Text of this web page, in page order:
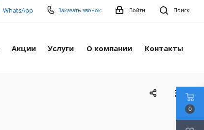
Поиск
Войти
Заказать звонок
WhatsApp
Акции Услуги О компании Контакты
0